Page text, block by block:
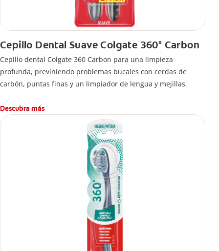
Cepillo Dental Suave Colgate 360° Carbon
Cepillo dental Colgate 360 ​​Carbon para una limpieza
profunda, previniendo problemas bucales con cerdas de
carbón, puntas finas y un limpiador de lengua y mejillas.
Descubra más